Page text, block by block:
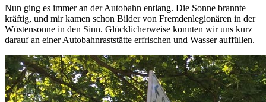
Nun ging es immer an der Autobahn entlang. Die Sonne brannte
kräftig, und mir kamen schon Bilder von Fremdenlegionären in der
Wüstensonne in den Sinn. Glücklicherweise konnten wir uns kurz
darauf an einer Autobahnraststätte erfrischen und Wasser auffüllen.